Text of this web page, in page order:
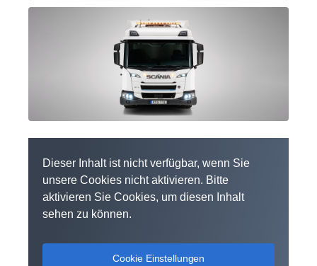
Dieser Inhalt ist nicht verfügbar, wenn Sie
unsere Cookies nicht aktivieren. Bitte
aktivieren Sie Cookies, um diesen Inhalt
sehen zu können.
Cookie Einstellungen